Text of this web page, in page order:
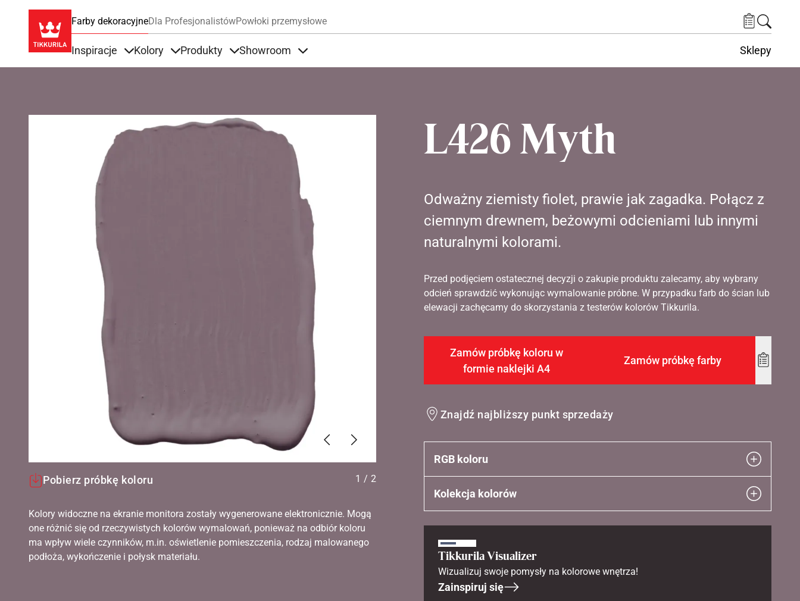
Farby dekoracyjneDla ProfesjonalistówPowłoki przemysłowe
Inspiracje Kolory Produkty Showroom Sklepy
L426 Myth
Poprzednie
Dalej
Pobierz próbkę koloru 1 / 2
Kolory widoczne na ekranie monitora zostały wygenerowane elektronicznie. Mogą
one różnić się od rzeczywistych kolorów wymalowań, ponieważ na odbiór koloru
ma wpływ wiele czynników, m.in. oświetlenie pomieszczenia, rodzaj malowanego
podłoża, wykończenie i połysk materiału.
Odważny ziemisty fiolet, prawie jak zagadka. Połącz z
ciemnym drewnem, beżowymi odcieniami lub innymi
naturalnymi kolorami.
Przed podjęciem ostatecznej decyzji o zakupie produktu zalecamy, aby wybrany
odcień sprawdzić wykonując wymalowanie próbne. W przypadku farb do ścian lub
elewacji zachęcamy do skorzystania z testerów kolorów Tikkurila.
Zamów próbkę koloru w
formie naklejki A4
Zamów próbkę farby
Add
Znajdź najbliższy punkt sprzedaży
RGB koloru
Kolekcja kolorów
Tikkurila Visualizer
Wizualizuj swoje pomysły na kolorowe wnętrza!
Zainspiruj się